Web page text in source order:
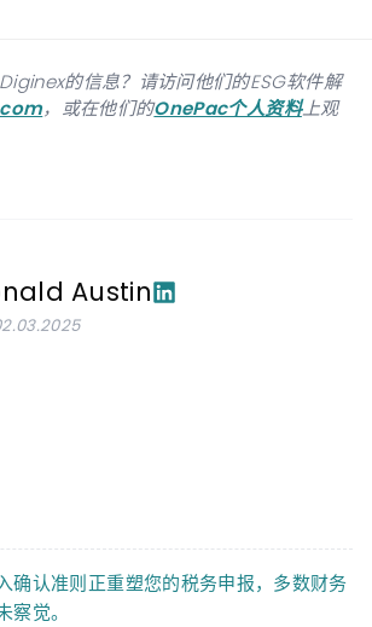
的信息？请访问他们的ESG软件解
，或在他们的OnePac个人资料上观
Austin
确认准则正重塑您的税务申报，多数财务
察觉。